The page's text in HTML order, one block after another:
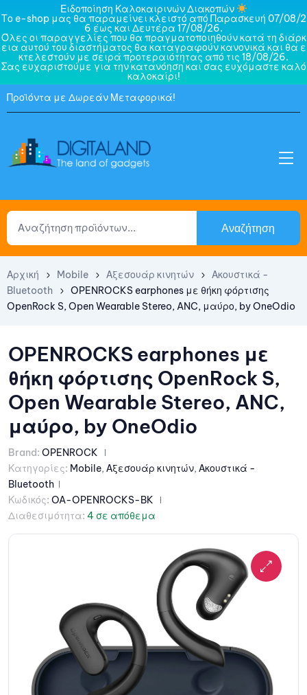
Ειδοποίηση Καλοκαιρινών Διακοπών
Το e-shop μας θα παραμείνει κλειστό από Παρασκευή 07/08/2
6 έως και Δευτέρα 17/08/26.
Όλες οι παραγγελίες που θα πραγματοποιηθούν κατά τη διάρκ
εια αυτού του διαστήματος θα καταγραφούν κανονικά και θα ε
κτελεστούν με σειρά προτεραιότητας από τις 18/08/26.
Σας ευχαριστούμε για την κατανόηση και σας ευχόμαστε καλό
καλοκαίρι!
Προϊόντα με Δωρεάν Μεταφορικά!
Αναζήτηση
Αρχική Mobile Αξεσουάρ κινητών
Ακουστικά -
Bluetooth
OPENROCKS earphones με θήκη φόρτισης
OpenRock S, Open Wearable Stereo, ANC, μαύρο, by OneOdio
OPENROCKS earphones με
θήκη φόρτισης OpenRock S,
Open Wearable Stereo, ANC,
μαύρο, by OneOdio
Brand: OPENROCK
Κατηγορίες: Mobile, Αξεσουάρ κινητών, Ακουστικά -
Bluetooth
Κωδικός: OA-OPENROCKS-BK
Διαθεσιμότητα: 4 σε απόθεμα